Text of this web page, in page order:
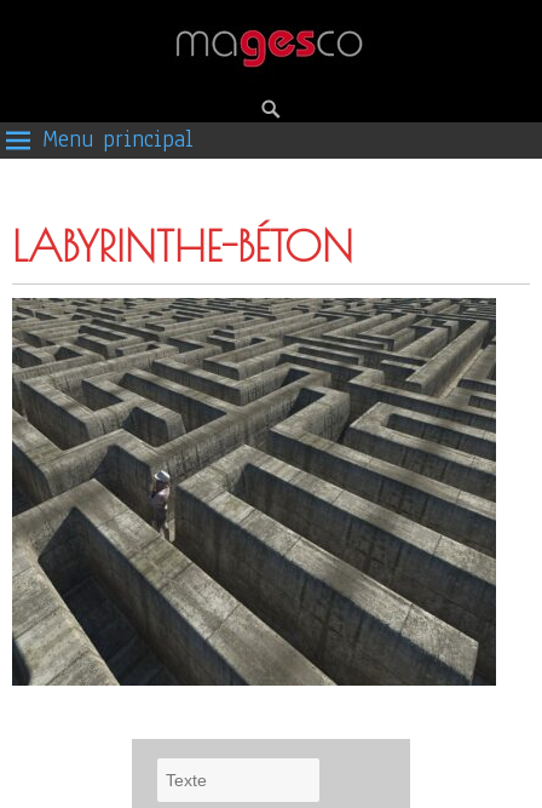
Menu principal
LABYRINTHE-BÉTON